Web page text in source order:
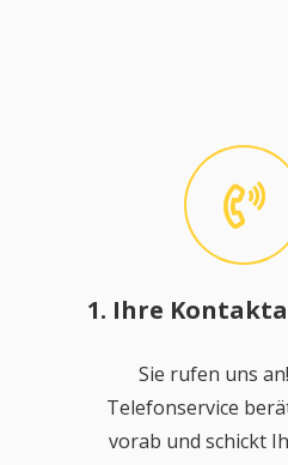
1. Ihre
Sie rufen uns
Telefonservice
vorab und schickt